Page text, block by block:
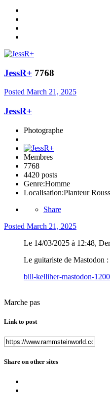
JessR+ 7768
Posted March 21, 2025
JessR+
Photographe
Membres
7768
4420 posts
Genre:Homme
Localisation:Planteur
Share
Posted March 21, 2025
Le 14/03/2025 à 12:48,
Le guitariste de Mastodon :
bill-kelliher-mastodon-
Marche pas
Link to post
Share on other sites